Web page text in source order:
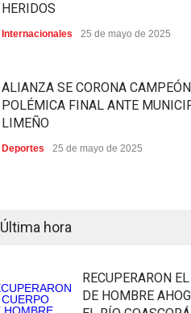
HERIDOS
Internacionales 25 de mayo de 2025
ALIANZA SE CORONA
POLÉMICA FINAL ANTE
LIMEÑO
Deportes 25 de mayo de 2025
Última hora
RECUPERARON
DE HOMBRE